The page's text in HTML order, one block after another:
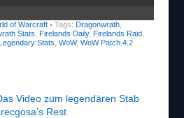
of Warcraft • Tags: Dragonwrath,
Stats Firelands Daily, Firelands Raid,
Stats WoW, WoW Patch 4.2
Video zum legendären Stab
Rest